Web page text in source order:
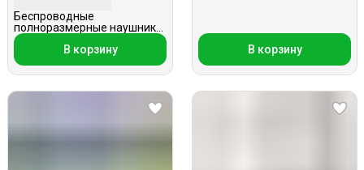
Беспроводные
полноразмерные наушники,
Hoco W40, синие
В корзину
В корзину